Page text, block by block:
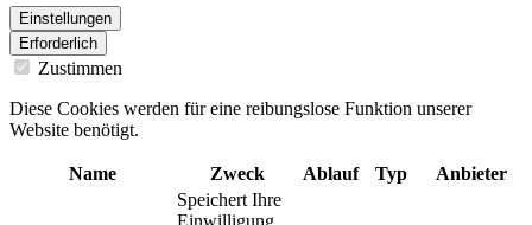
Einstellungen
Erforderlich
Zustimmen
Diese Cookies werden für eine reibungslose Funktion unserer
Website benötigt.
Name Zweck Ablauf Typ
Anbieter
Speichert Ihre
Einwilligung